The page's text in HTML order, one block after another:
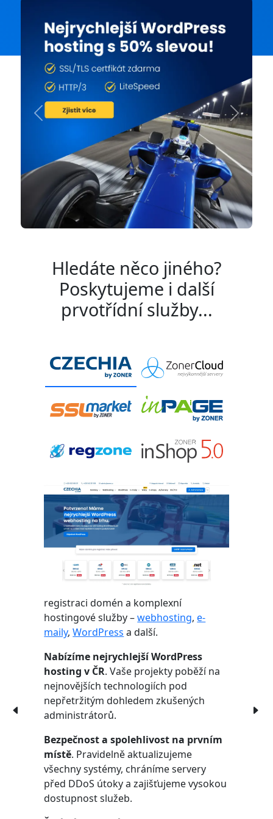
Previous Next
Hledáte něco jiného?
Poskytujeme i další
prvotřídní služby...
registraci domén a komplexní
hostingové služby –webhosting,e-
maily,WordPress a další.
Nabízíme nejrychlejší WordPress
hosting v ČR. Vaše projekty poběží na
nejnovějších technologiích pod
nepřetržitým dohledem zkušených
administrátorů.
Bezpečnost a spolehlivost na prvním
místě. Pravidelně aktualizujeme
všechny systémy, chráníme servery
před DDoS útoky a zajišťujeme vysokou
dostupnost služeb.